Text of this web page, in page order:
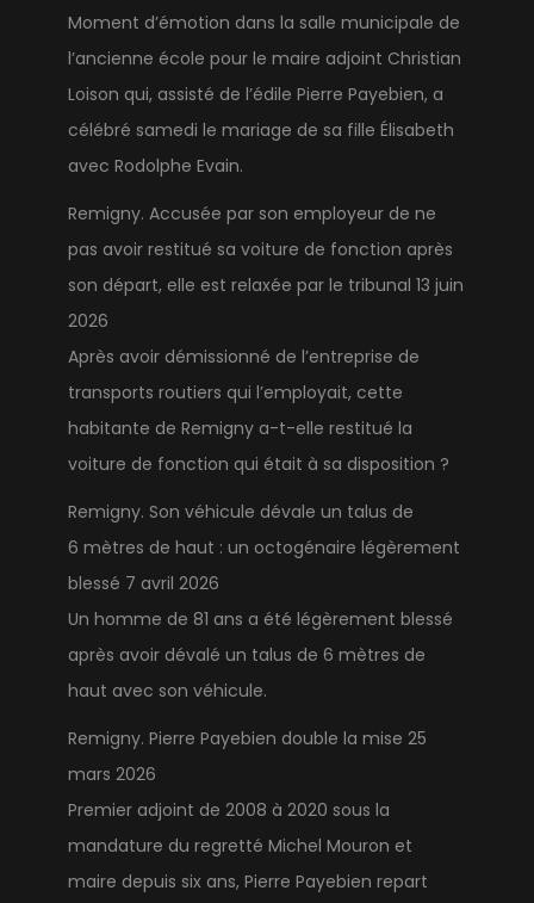
Moment d’émotion dans la salle municipale de
l’ancienne école pour le maire adjoint Christian
Loison qui, assisté de l’édile Pierre Payebien, a
célébré samedi le mariage de sa fille Élisabeth
avec Rodolphe Evain.
Remigny. Accusée par son employeur de ne
pas avoir restitué sa voiture de fonction après
son départ, elle est relaxée par le tribunal 13 juin
2026
Après avoir démissionné de l’entreprise de
transports routiers qui l’employait, cette
habitante de Remigny a-t-elle restitué la
voiture de fonction qui était à sa disposition ?
Remigny. Son véhicule dévale un talus de
6 mètres de haut : un octogénaire légèrement
blessé 7 avril 2026
Un homme de 81 ans a été légèrement blessé
après avoir dévalé un talus de 6 mètres de
haut avec son véhicule.
Remigny. Pierre Payebien double la mise 25
mars 2026
Premier adjoint de 2008 à 2020 sous la
mandature du regretté Michel Mouron et
maire depuis six ans, Pierre Payebien repart